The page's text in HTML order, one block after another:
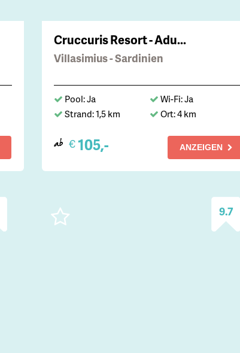
Cruccuris Resort - Adu...
Villasimius - Sardinien
Pool: Ja
Wi-Fi: Ja
Strand: 1,5 km
Ort: 4 km
ab €105,- ANZEIGEN
9.7